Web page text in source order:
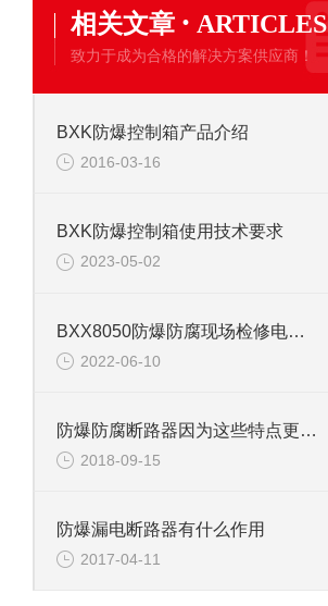
相关文章 · ARTICLES
致力于成为合格的解决方案供应商！
BXK防爆控制箱产品介绍
2016-03-16
BXK防爆控制箱使用技术要求
2023-05-02
BXX8050防爆防腐现场检修电源箱
2022-06-10
防爆防腐断路器因为这些特点更加受人喜爱
2018-09-15
防爆漏电断路器有什么作用
2017-04-11